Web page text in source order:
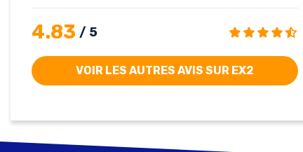
4.83 / 5
VOIR LES AUTRES AVIS SUR EX2